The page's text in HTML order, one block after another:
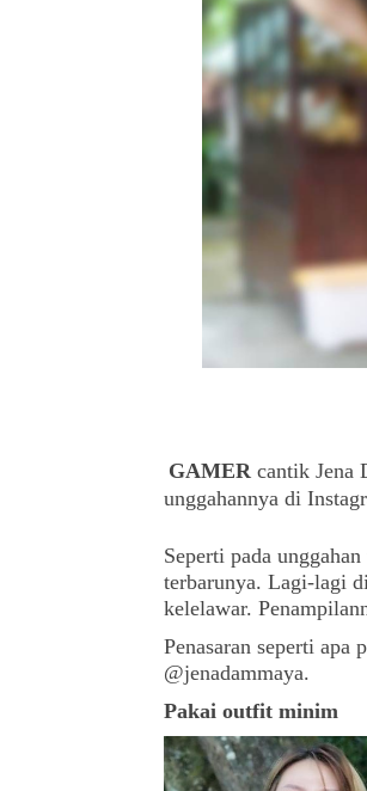
GAMER cantik Jena
unggahannya di
Seperti pada
terbarunya. Lagi-lagi
kelelawar.
Penasaran seperti apa
@jenadammaya.
Pakai outfit minim